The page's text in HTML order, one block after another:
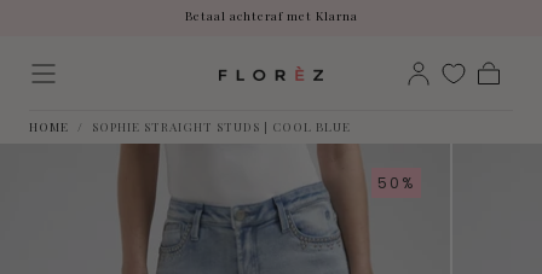
Betaal achteraf met Klarna
Ordered before 12:00, shipped the same day.
50%
HOME / SOPHIE STRAIGHT STUDS | COOL BLUE